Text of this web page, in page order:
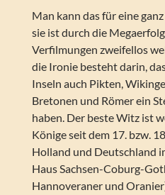
Man kann das für eine
sie ist durch die
Verfilmungen zweifellos
die Ironie besteht darin,
Inseln auch Pikten,
Bretonen und Römer ein
haben. Der beste Witz ist
Könige seit dem 17. bzw.
Holland und Deutschland
Haus Sachsen-Coburg-
Hannoveraner und